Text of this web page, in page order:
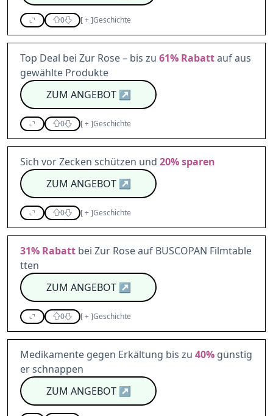
0 [+]Geschichte
Top Deal bei Zur Rose – bis zu 61% Rabattauf aus
gewählte Produkte
ZUM ANGEBOT↗
0 [+]Geschichte
Sich vor Zecken schützen und 20%sparen
ZUM ANGEBOT↗
0 [+]Geschichte
31% Rabatt bei Zur Rose auf BUSCOPAN Filmtable
tten
ZUM ANGEBOT↗
0 [+]Geschichte
Medikamente gegen Erkältung bis zu 40% günstig
er schnappen
ZUM ANGEBOT↗